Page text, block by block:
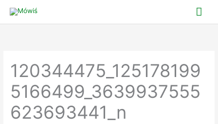
120344475_125178199
5166499_3639937555
623693441_n